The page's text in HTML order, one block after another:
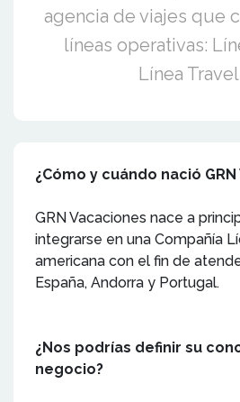
agencia de viajes que
líneas operativas:
Línea
¿Cómo y cuándo nació
GRN Vacaciones nace a
integrarse en una Compañía
americana con el fin de
España, Andorra y Portugal.
¿Nos podrías definir su
negocio?